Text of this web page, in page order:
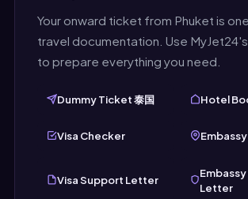
Your onward ticket from Phuket is
travel documentation. Use
to prepare everything you need.
Dummy Ticket 泰国 Hotel
Visa Checker
Visa Support Letter
Letter